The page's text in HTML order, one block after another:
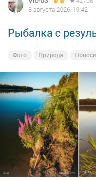
8 августа 2026, 19:42
Рыбалка с
Фото Природа